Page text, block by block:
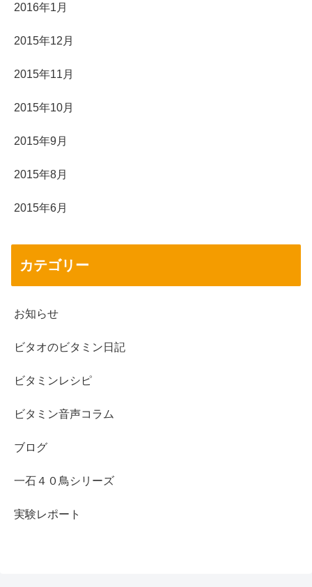
2016年1月
2015年12月
2015年11月
2015年10月
2015年9月
2015年8月
2015年6月
カテゴリー
お知らせ
ビタオのビタミン日記
ビタミンレシピ
ビタミン音声コラム
ブログ
一石４０鳥シリーズ
実験レポート